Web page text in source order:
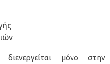
διενεργείται μόνο στην